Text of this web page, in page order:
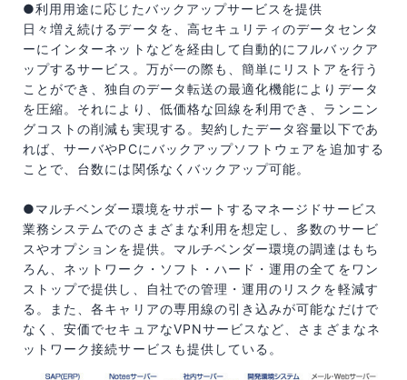
●利用用途に応じたバックアップサービスを提供
日々増え続けるデータを、高セキュリティのデータセンタ
ーにインターネットなどを経由して自動的にフルバックア
ップするサービス。万が一の際も、簡単にリストアを行う
ことができ、独自のデータ転送の最適化機能によりデータ
を圧縮。それにより、低価格な回線を利用でき、ランニン
グコストの削減も実現する。契約したデータ容量以下であ
れば、サーバやPCにバックアップソフトウェアを追加する
ことで、台数には関係なくバックアップ可能。
●マルチベンダー環境をサポートするマネージドサービス
業務システムでのさまざまな利用を想定し、多数のサービ
スやオプションを提供。マルチベンダー環境の調達はもち
ろん、ネットワーク・ソフト・ハード・運用の全てをワン
ストップで提供し、自社での管理・運用のリスクを軽減す
る。また、各キャリアの専用線の引き込みが可能なだけで
なく、安価でセキュアなVPNサービスなど、さまざまなネ
ットワーク接続サービスも提供している。